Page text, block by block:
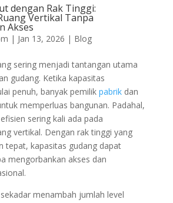
dengan Rak Tinggi:
Vertikal Tanpa
Akses
| Jan 13, 2026 | Blog
sering menjadi tantangan utama
gudang. Ketika kapasitas
penuh, banyak pemilik pabrikdan
memperluas bangunan. Padahal,
sering kali ada pada
vertikal. Dengan rak tinggi yang
tepat, kapasitas gudang dapat
mengorbankan akses dan
menambah jumlah level